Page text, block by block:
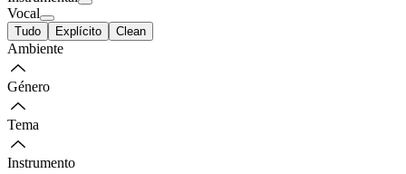
Vocal
Tudo Explícito Clean
Ambiente
Género
Tema
Instrumento